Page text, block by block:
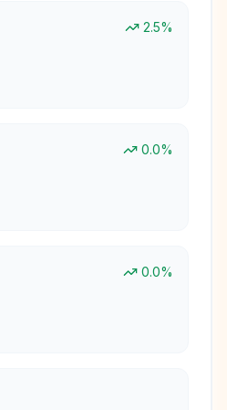
2.5%
0.0%
0.0%